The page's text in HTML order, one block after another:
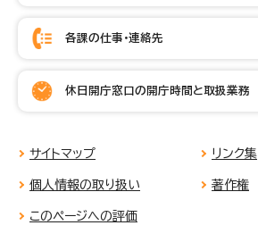
各課の仕事・連絡先
休日開庁窓口の開庁時間と取扱業務
サイトマップ リンク集
個人情報の取り扱い 著作権
このページへの評価